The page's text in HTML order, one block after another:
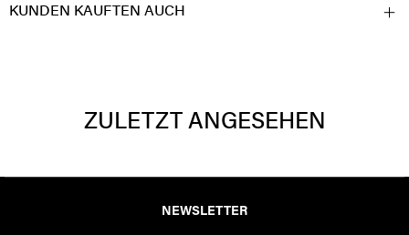
KUNDEN KAUFTEN AUCH
ZULETZT ANGESEHEN
NEWSLETTER